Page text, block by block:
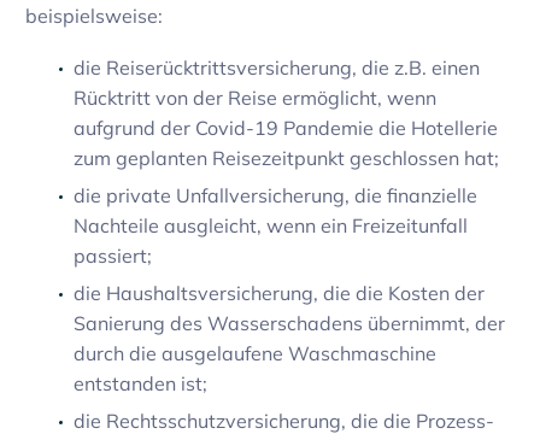
beispiels­weise:
die Reise­rück­tritts­ver­si­che­rung, die z.B. einen
Rück­tritt von der Reise ermög­licht, wenn
aufgrund der Covid-19 Pandemie die Hotel­lerie
zum geplanten Reise­zeit­punkt geschlossen hat;
die private Unfall­ver­si­che­rung, die finan­zi­elle
Nach­teile ausgleicht, wenn ein Frei­zeit­un­fall
passiert;
die Haus­halts­ver­si­che­rung, die die Kosten der
Sanie­rung des Wasser­scha­dens über­nimmt, der
durch die ausge­lau­fene Wasch­ma­schine
entstanden ist;
die Rechts­schutz­ver­si­che­rung, die die Prozess­